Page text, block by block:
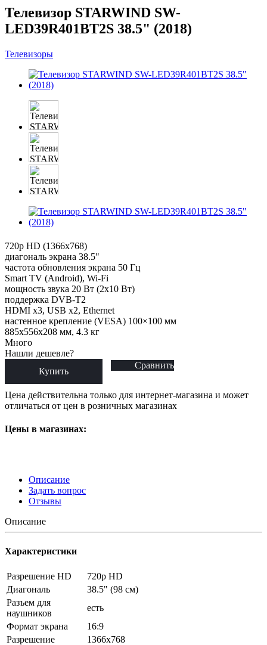
Телевизор STARWIND SW-
LED39R401BT2S 38.5" (2018)
Телевизоры
720p HD (1366x768)
диагональ экрана 38.5"
частота обновления экрана 50 Гц
Smart TV (Android), Wi-Fi
мощность звука 20 Вт (2х10 Вт)
поддержка DVB-T2
HDMI x3, USB x2, Ethernet
настенное крепление (VESA) 100×100 мм
885x556x208 мм, 4.3 кг
Много
Нашли дешевле?
Купить
Сравнить
Цена действительна только для интернет-магазина и может
отличаться от цен в розничных магазинах
Цены в магазинах:
Описание
Задать вопрос
Отзывы
Описание
Характеристики
Разрешение HD
720p HD
Диагональ
38.5" (98 см)
Разъем для
наушников
есть
Формат экрана
16:9
Разрешение
1366x768